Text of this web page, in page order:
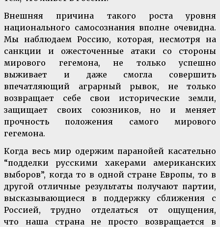
Внешняя причина такого роста уровня
национального самосознания вполне очевидна.
Мы наблюдаем Россию, которая, несмотря на
санкции и ожесточенные атаки со стороны
мирового гегемона, не только успешно
выживает и даже смогла совершить
впечатляющий аграрный рывок, не только
возвращает себе свои исторические земли,
защищает своих союзников, но и меняет
прочность положения самого мирового
гегемона.
Когда весь мир одержим паранойей касательно
“подделки русскими хакерами американских
выборов”, когда то в одной стране Европы, то в
другой отличные результаты получают партии,
высказывающиеся в поддержку сближения с
Россией, трудно отделаться от ощущения,
что наша страна не просто возвращается в